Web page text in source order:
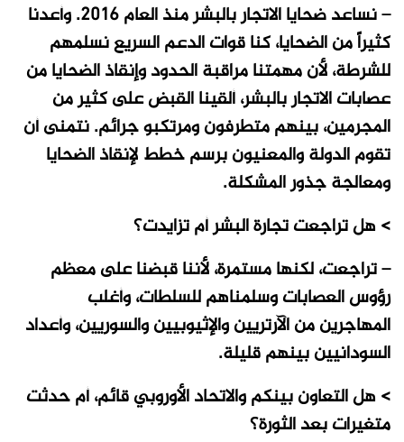
– نساعد ضحايا الاتجار بالبشر منذ العام 2016. وأعدنا
كثيراً من الضحايا، كنا قوات الدعم السريع نسلمهم
للشرطة، لأن مهمتنا مراقبة الحدود وإنقاذ الضحايا من
عصابات الاتجار بالبشر، ألقينا القبض على كثير من
المجرمين، بينهم متطرفون ومرتكبو جرائم. نتمنى أن
تقوم الدولة والمعنيون برسم خطط لإنقاذ الضحايا
ومعالجة جذور المشكلة.
> هل تراجعت تجارة البشر أم تزايدت؟
– تراجعت، لكنها مستمرة، لأننا قبضنا على معظم
رؤوس العصابات وسلمناهم للسلطات، وأغلب
المهاجرين من الآرتريين والإثيوبيين والسوريين، وأعداد
السودانيين بينهم قليلة.
> هل التعاون بينكم والاتحاد الأوروبي قائم، أم حدثت
متغيرات بعد الثورة؟